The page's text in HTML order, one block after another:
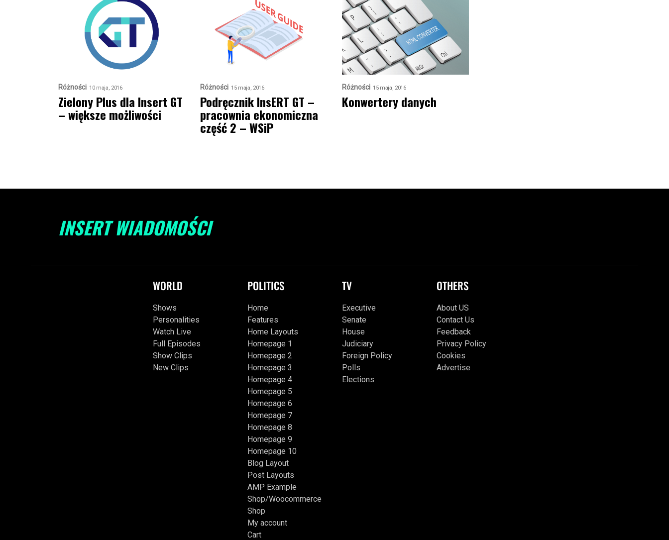
Różności 10 maja, 2016
Zielony Plus dla Insert GT
– większe możliwości
Różności 15 maja, 2016
Podręcznik InsERT GT –
pracownia ekonomiczna
część 2 – WSiP
Różności 15 maja, 2016
Konwertery danych
INSERT WIADOMOŚCI
WORLD
Shows
Personalities
Watch Live
Full Episodes
Show Clips
New Clips
POLITICS
Home
Features
Home Layouts
Homepage 1
Homepage 2
Homepage 3
Homepage 4
Homepage 5
Homepage 6
Homepage 7
Homepage 8
Homepage 9
Homepage 10
Blog Layout
Post Layouts
AMP Example
Shop/Woocommerce
Shop
My account
Cart
TV
Executive
Senate
House
Judiciary
Foreign Policy
Polls
Elections
OTHERS
About US
Contact Us
Feedback
Privacy Policy
Cookies
Advertise